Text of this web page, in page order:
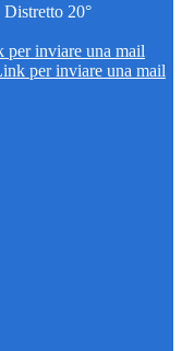
20°
per inviare una mail
per inviare una mail